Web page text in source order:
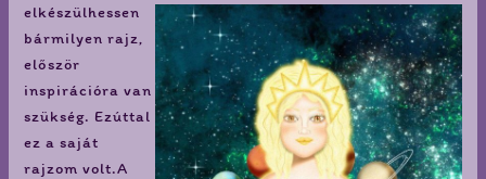
elkészülhessen
bármilyen rajz,
először
inspirációra van
szükség. Ezúttal
ez a saját
rajzom volt.A